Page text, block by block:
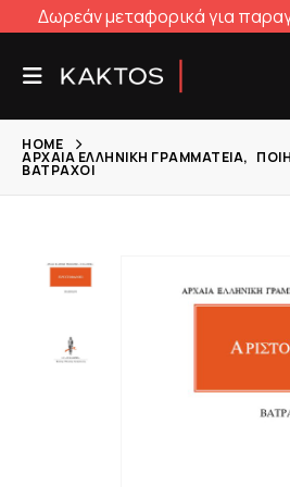
Δωρεάν μεταφορικά για
HOME
ΑΡΧΑΊΑ ΕΛΛΗΝΙΚΉ ΓΡΑΜΜΑΤΕΊΑ,
ΒΆΤΡΑΧΟΙ